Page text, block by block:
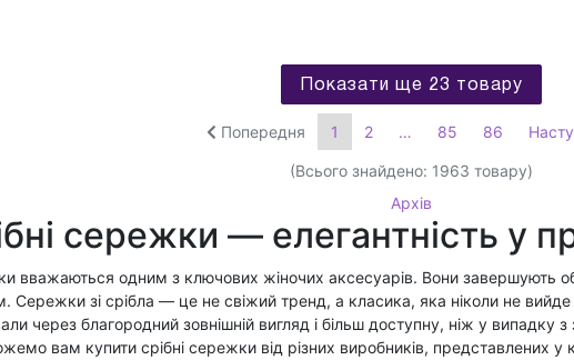
Показати ще 23 товару
Попередня 1 2 … 85 86
(Всього знайдено: 1963 товару)
Архів
сережки — елегантність у
вважаються одним з ключових жіночих аксесуарів. Вони завершують
Сережки зі срібла — це не свіжий тренд, а класика, яка ніколи не
через благородний зовнішній вигляд і більш доступну, ніж у випадку
вам купити срібні сережки від різних виробників, представлених у